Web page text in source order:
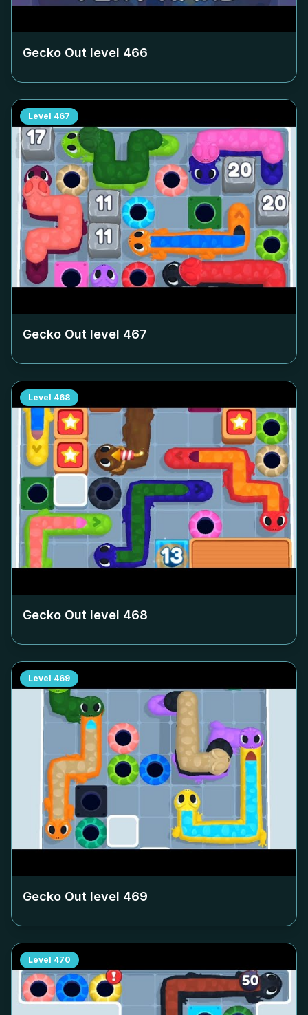
Gecko Out level 466
Level 467
Gecko Out level 467
Level 468
Gecko Out level 468
Level 469
Gecko Out level 469
Level 470